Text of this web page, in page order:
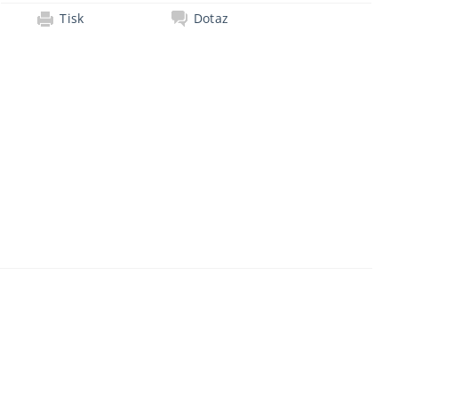
Tisk
Dotaz